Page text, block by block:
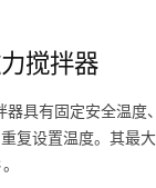
搅拌器
具有固定安全温度
复设置温度。其最